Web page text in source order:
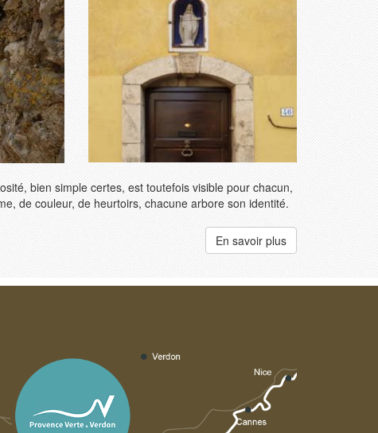
bien simple certes, est toutefois visible pour chacun,
de couleur, de heurtoirs, chacune arbore son identité.
En savoir plus